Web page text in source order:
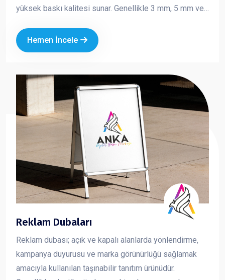
yüksek baskı kalitesi sunar. Genellikle 3 mm, 5 mm ve
şekillendirilebilir bir yapıya sahiptir. Reklam ve tanıtım
çalışmalarında hem ekonomik hem de şık bir çözüm
ve profesyonel şekilde yansıtmanıza yardımcı olur.
Hemen İncele
Reklam Dubaları
Reklam dubası; açık ve kapalı alanlarda yönlendirme,
kampanya duyurusu ve marka görünürlüğü sağlamak
amacıyla kullanılan taşınabilir tanıtım ürünüdür.